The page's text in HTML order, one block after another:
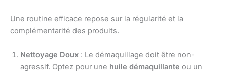
Une routine efficace repose sur la régularité et la
complémentarité des produits.
Nettoyage Doux : Le démaquillage doit être non-
agressif. Optez pour une huile démaquillante ou un